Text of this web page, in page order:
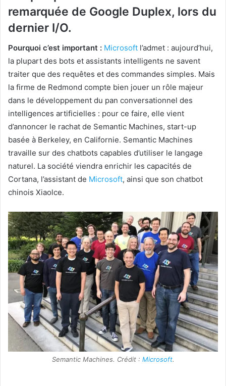
remarquée de Google Duplex, lors du
dernier I/O.
Pourquoi c’est important : Microsoft l’admet : aujourd’hui,
la plupart des bots et assistants intelligents ne savent
traiter que des requêtes et des commandes simples. Mais
la firme de Redmond compte bien jouer un rôle majeur
dans le développement du pan conversationnel des
intelligences artificielles : pour ce faire, elle vient
d’annoncer le rachat de Semantic Machines, start-up
basée à Berkeley, en Californie. Semantic Machines
travaille sur des chatbots capables d’utiliser le langage
naturel. La société viendra enrichir les capacités de
Cortana, l’assistant de Microsoft, ainsi que son chatbot
chinois Xiaolce.
Semantic Machines. Crédit : Microsoft.